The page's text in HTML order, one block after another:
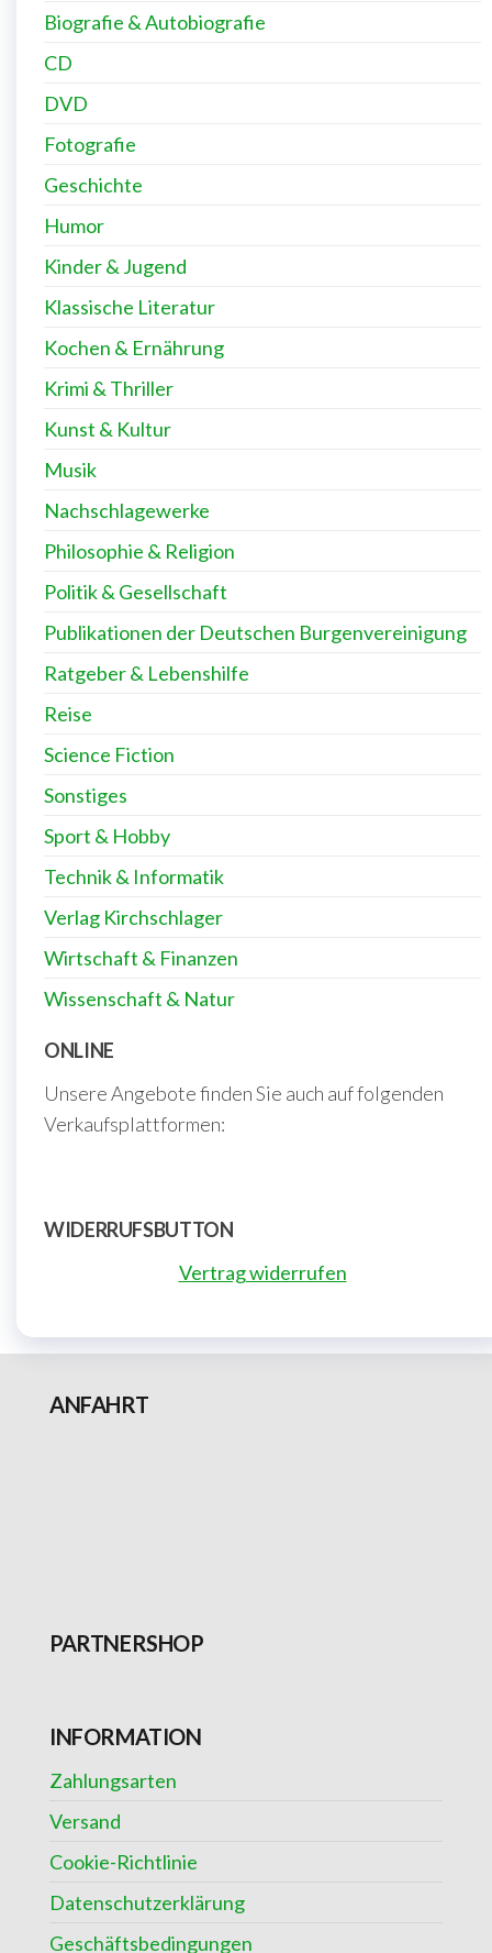
Biografie & Autobiografie
CD
DVD
Fotografie
Geschichte
Humor
Kinder & Jugend
Klassische Literatur
Kochen & Ernährung
Krimi & Thriller
Kunst & Kultur
Musik
Nachschlagewerke
Philosophie & Religion
Politik & Gesellschaft
Publikationen der Deutschen Burgenvereinigung
Ratgeber & Lebenshilfe
Reise
Science Fiction
Sonstiges
Sport & Hobby
Technik & Informatik
Verlag Kirchschlager
Wirtschaft & Finanzen
Wissenschaft & Natur
ONLINE
Unsere Angebote finden Sie auch auf folgenden
Verkaufsplattformen:
WIDERRUFSBUTTON
Vertrag widerrufen
ANFAHRT
PARTNERSHOP
INFORMATION
Zahlungsarten
Versand
Cookie-Richtlinie
Datenschutzerklärung
Geschäftsbedingungen